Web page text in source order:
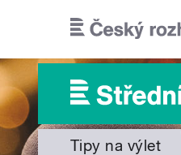
Tipy na výlet